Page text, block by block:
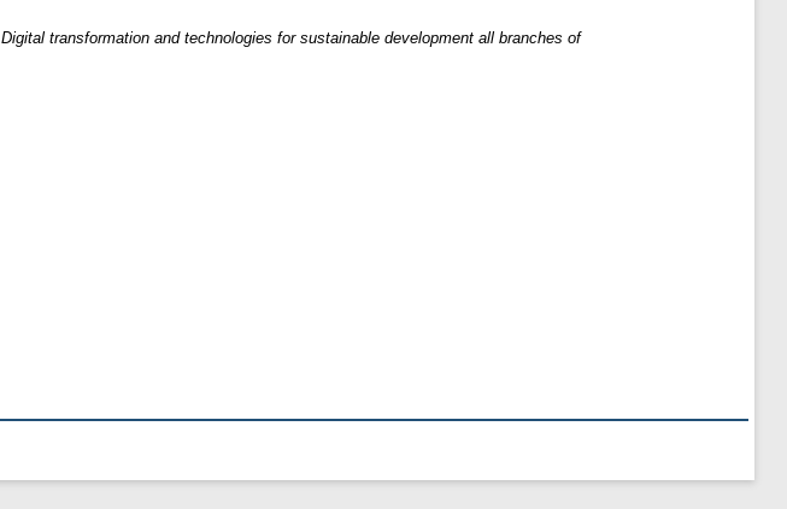
Digital transformation and technologies for sustainable development all branches of